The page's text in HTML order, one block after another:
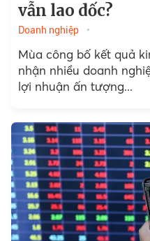
vẫn lao dốc?
Doanh nghiệp
Mùa công bố kết quả
nhận nhiều doanh
lợi nhuận ấn tượng...